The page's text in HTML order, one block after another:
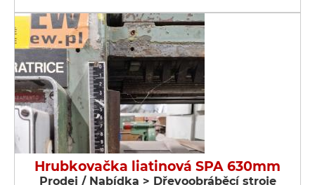
Hrubkovačka liatinová SPA 630mm
Prodej / Nabídka > Dřevoobráběcí stroje